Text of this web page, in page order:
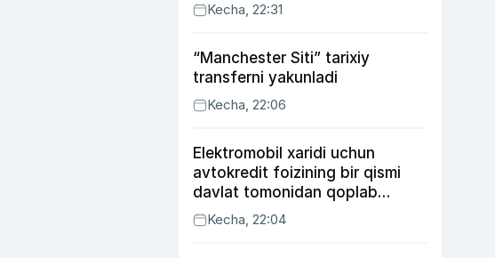
Kecha, 22:31
“Manchester Siti” tarixiy
transferni yakunladi
Kecha, 22:06
Elektromobil xaridi uchun
avtokredit foizining bir qismi
davlat tomonidan qoplab
berilishi mumkin
Kecha, 22:04